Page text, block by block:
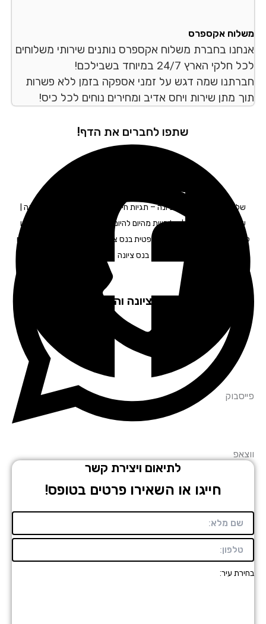
אקספרס
בחברת משלוח אקספרס נותנים שירותי משלוחים
הארץ 24/7 במיוחד בשבילכם!
שמה דגש על זמני אספקה בזמן ללא פשרות
מתן שירות ויחס אדיב ומחירים נוחים לכל כיס!
שתפו לחברים את הדף!
שליחויות לעסקים בנס ציונה – תגיות חיפוש: חברת משלוחים בנס ציונה |
שליחויות בנס ציונה | שליחויות מהיום להיום בנס ציונה | משלוחים מעכשיו
בנס ציונה | שליחות משפטית בנס ציונה | משלוחן בנס ציונה | שליח
בנס ציונה
שירות: בנס ציונה והסביבה
לתיאום ויצירת קשר
חייגו או השאירו פרטים בטופס!
עיר: